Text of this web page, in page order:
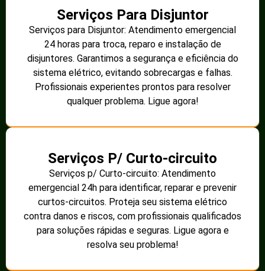
Serviços Para Disjuntor
Serviços para Disjuntor: Atendimento emergencial
24 horas para troca, reparo e instalação de
disjuntores. Garantimos a segurança e eficiência do
sistema elétrico, evitando sobrecargas e falhas.
Profissionais experientes prontos para resolver
qualquer problema. Ligue agora!
Serviços P/ Curto-circuito
Serviços p/ Curto-circuito: Atendimento
emergencial 24h para identificar, reparar e prevenir
curtos-circuitos. Proteja seu sistema elétrico
contra danos e riscos, com profissionais qualificados
para soluções rápidas e seguras. Ligue agora e
resolva seu problema!